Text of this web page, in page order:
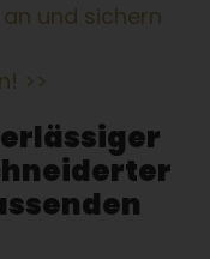
und sichern
>>